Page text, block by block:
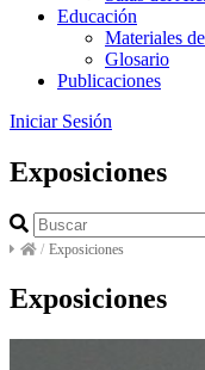
Educación
Materiales
Glosario
Publicaciones
Iniciar Sesión
Exposiciones
/ Exposiciones
Exposiciones